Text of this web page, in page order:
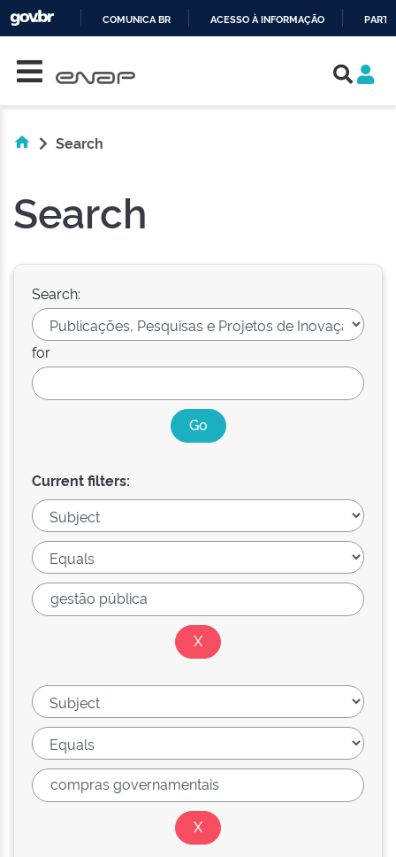
COMUNICA BR ACESSO À INFORMAÇÃO
Search
Search
Search:
for
Current filters: